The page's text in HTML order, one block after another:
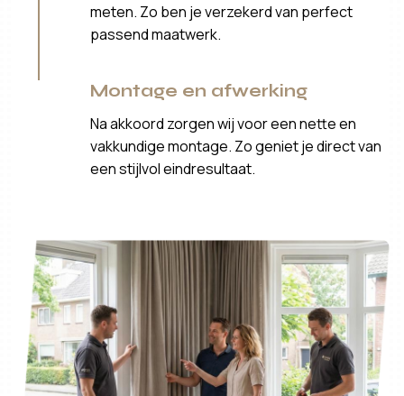
meten. Zo ben je verzekerd van perfect
passend maatwerk.
Montage en afwerking
Na akkoord zorgen wij voor een nette en
vakkundige montage. Zo geniet je direct van
een stijlvol eindresultaat.